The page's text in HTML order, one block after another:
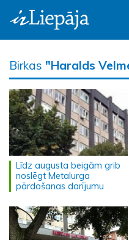
Birkas "Haralds
Līdz augusta beigām grib
noslēgt Metalurga
pārdošanas darījumu